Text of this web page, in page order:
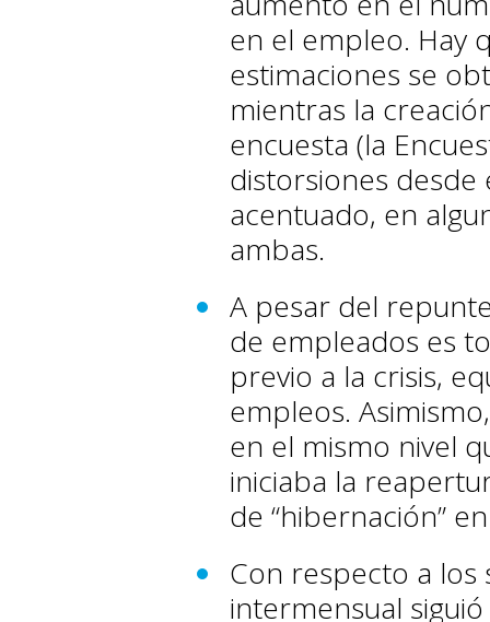
en el empleo. Hay
estimaciones se
mientras la
encuesta (la
distorsiones desde
acentuado, en
ambas.
A pesar del
de empleados es
previo a la crisis,
empleos.
en el mismo nivel
iniciaba la
de “hibernación”
Con respecto a los
intermensual